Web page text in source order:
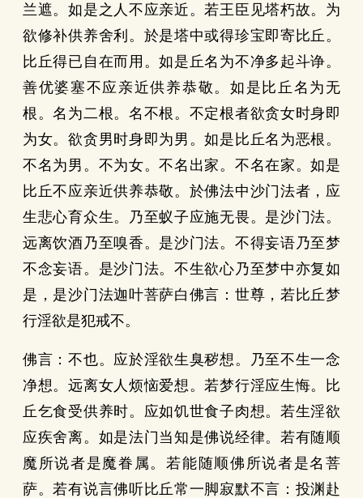
兰遮。如是之人不应亲近。若王臣见塔朽故。为
欲修补供养舍利。於是塔中或得珍宝即寄比丘。
比丘得已自在而用。如是丘名为不净多起斗诤。
善优婆塞不应亲近供养恭敬。如是比丘名为无
根。名为二根。名不根。不定根者欲贪女时身即
为女。欲贪男时身即为男。如是比丘名为恶根。
不名为男。不为女。不名出家。不名在家。如是
比丘不应亲近供养恭敬。於佛法中沙门法者，应
生悲心育众生。乃至蚁子应施无畏。是沙门法。
远离饮酒乃至嗅香。是沙门法。不得妄语乃至梦
不念妄语。是沙门法。不生欲心乃至梦中亦复如
是，是沙门法迦叶菩萨白佛言：世尊，若比丘梦
行淫欲是犯戒不。
佛言：不也。应於淫欲生臭秽想。乃至不生一念
净想。远离女人烦恼爱想。若梦行淫应生悔。比
丘乞食受供养时。应如饥世食子肉想。若生淫欲
应疾舍离。如是法门当知是佛说经律。若有随顺
魔所说者是魔眷属。若能随顺佛所说者是名菩
萨。若有说言佛听比丘常一脚寂默不言：投渊赴